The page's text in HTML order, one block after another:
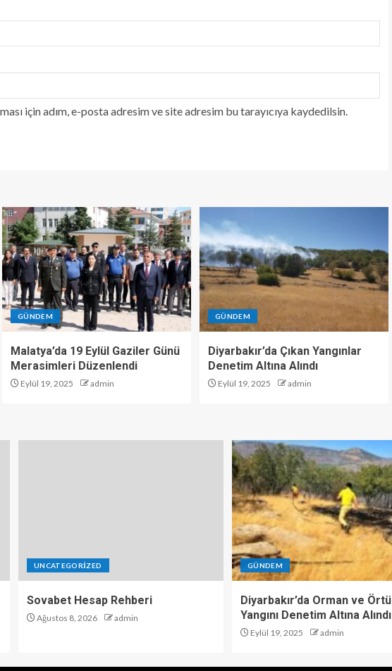
için adım, e-posta adresim ve site adresim bu tarayıcıya kaydedilsin.
GÜNDEM
Malatya’da 19 Eylül Gaziler Günü
Merasimleri Düzenlendi
Eylül 19, 2025 admin
GÜNDEM
Diyarbakır’da Çıkan Yangınlar
Denetim Altına Alındı
Eylül 19, 2025 admin
UNCATEGORIZED
Sovabet Hesap Rehberi
Ağustos 8, 2026 admin
GÜNDEM
Diyarbakır’da Orman ve Örtü
Yangını Denetim Altına Alındı
Eylül 19, 2025 admin